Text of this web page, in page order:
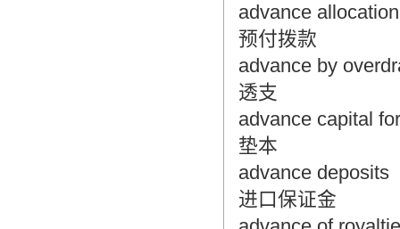
advance allocation
预付拨款
advance by
透支
advance capital
垫本
advance deposits
进口保证金